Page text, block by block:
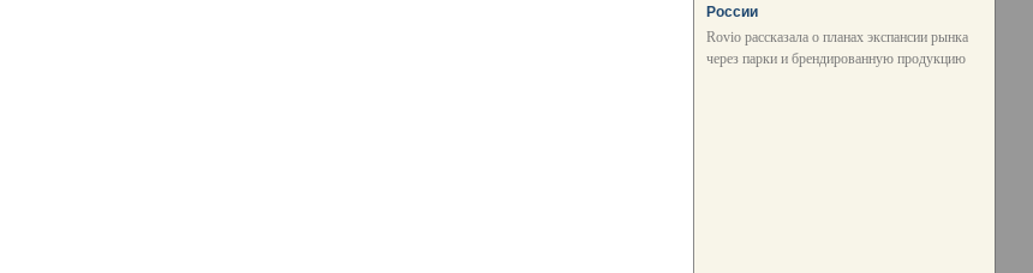
России
Rovio рассказала о планах экспансии рынка
через парки и брендированную продукцию